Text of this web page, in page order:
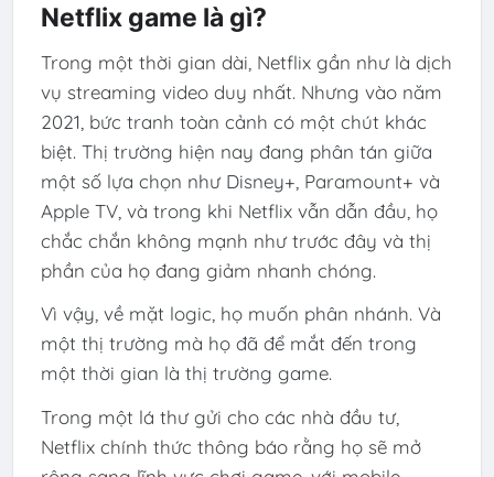
Netflix game là gì?
Trong một thời gian dài, Netflix gần như là dịch
vụ streaming video duy nhất. Nhưng vào năm
2021, bức tranh toàn cảnh có một chút khác
biệt. Thị trường hiện nay đang phân tán giữa
một số lựa chọn như Disney+, Paramount+ và
Apple TV, và trong khi Netflixvẫn dẫn đầu, họ
chắc chắn không mạnh như trước đây và thị
phần của họ đang giảm nhanh chóng.
Vì vậy, về mặt logic, họ muốn phân nhánh. Và
một thị trường mà họ đã để mắt đến trong
một thời gian là thị trường game.
Trong một lá thư gửi cho các nhà đầu tư,
Netflix chính thức thông báo rằng họ sẽ mở